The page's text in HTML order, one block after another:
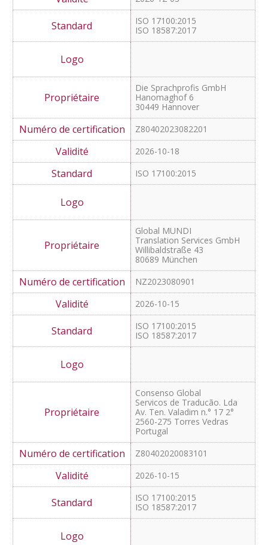
COMED Medical Translation
GMBH
Altrottstr 31.
69190 Waldorf/ Heidelberg
Z80402023042001
2026-12-03
ISO 17100:2015
ISO 18587:2017
30449 Hannover
Z80402023082201
2026-10-18
ISO 17100:2015
Willibaldstraße 43
80689 München
NZ2023080901
2026-10-15
ISO 17100:2015
ISO 18587:2017